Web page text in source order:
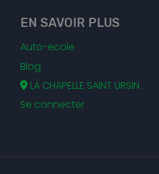
EN SAVOIR PLUS
Auto-ecole
Blog
LA CHAPELLE SAINT URSIN
Se connecter